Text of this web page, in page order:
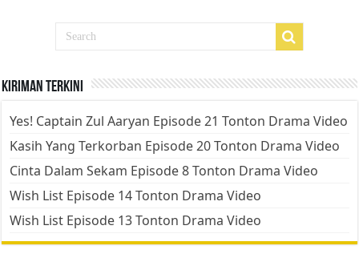
Kiriman Terkini
Yes! Captain Zul Aaryan Episode 21 Tonton Drama Video
Kasih Yang Terkorban Episode 20 Tonton Drama Video
Cinta Dalam Sekam Episode 8 Tonton Drama Video
Wish List Episode 14 Tonton Drama Video
Wish List Episode 13 Tonton Drama Video